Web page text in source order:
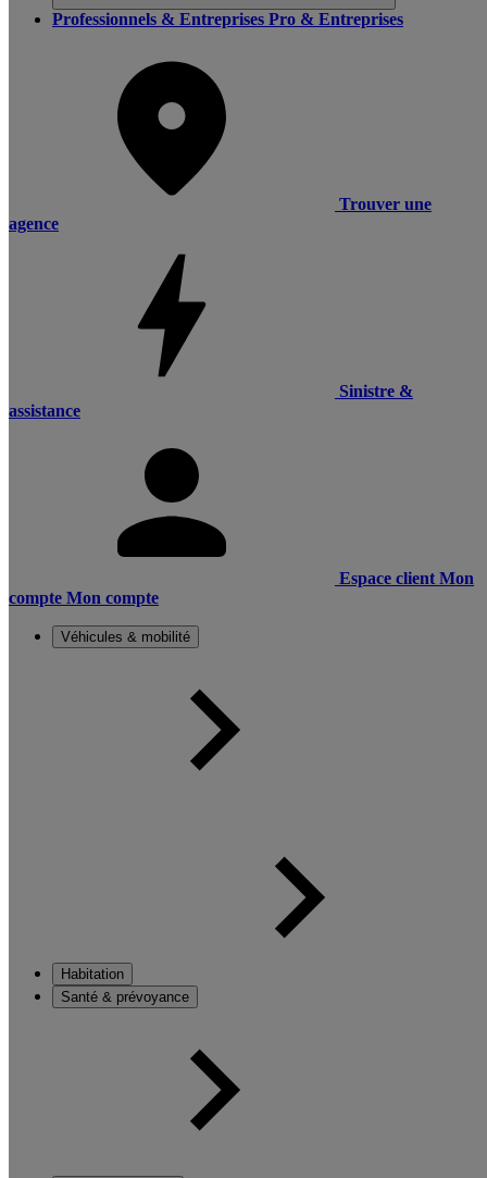
Professionnels & Entreprises Pro & Entreprises
Trouver une
agence
Sinistre &
assistance
Espace client Mon
compte Mon compte
Véhicules & mobilité
Habitation
Santé & prévoyance